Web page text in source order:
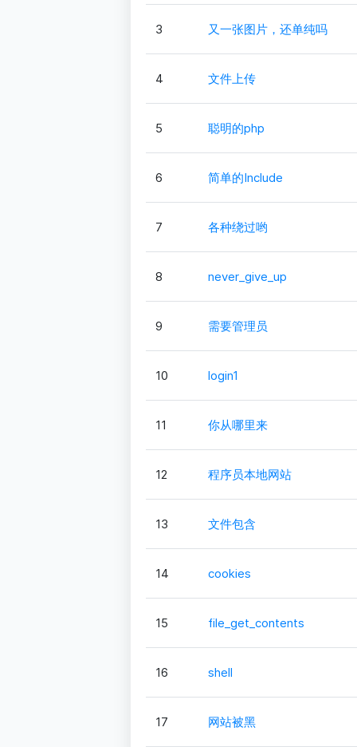
3 又一张图片，还单纯吗
4 文件上传
5 聪明的php
6 简单的Include
7 各种绕过哟
8 never_give_up
9 需要管理员
10 login1
11 你从哪里来
12 程序员本地网站
13 文件包含
14 cookies
15 file_get_contents
16 shell
17 网站被黑